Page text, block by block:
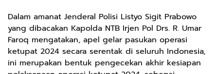
Dalam amanat Jenderal Polisi Listyo Sigit Prabowo
yang dibacakan Kapolda NTB Irjen Pol Drs. R. Umar
Faroq mengatakan, apel gelar pasukan operasi
ketupat 2024 secara serentak di seluruh Indonesia,
ini merupakan bentuk pengecekan akhir kesiapan